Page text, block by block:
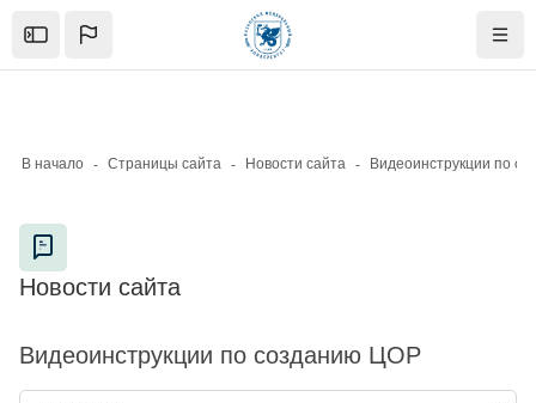
Перейти к основному содержанию
Open the sidebar
В начало Страницы сайта Новости сайта
Блоки
Новости сайта
Блоки
Видеоинструкции по созданию ЦОР